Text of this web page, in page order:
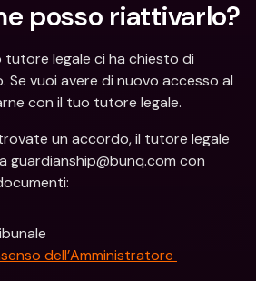
posso riattivarlo?
legale ci ha chiesto di
vuoi avere di nuovo accesso al
con il tuo tutore legale.
un accordo, il tutore legale
guardianship@bunq.com con
dell’Amministratore